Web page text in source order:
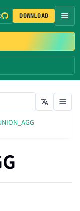
DOWNLOAD